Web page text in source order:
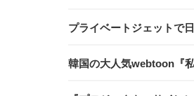
プライベートジェットで
韓国の大人気webtoon『